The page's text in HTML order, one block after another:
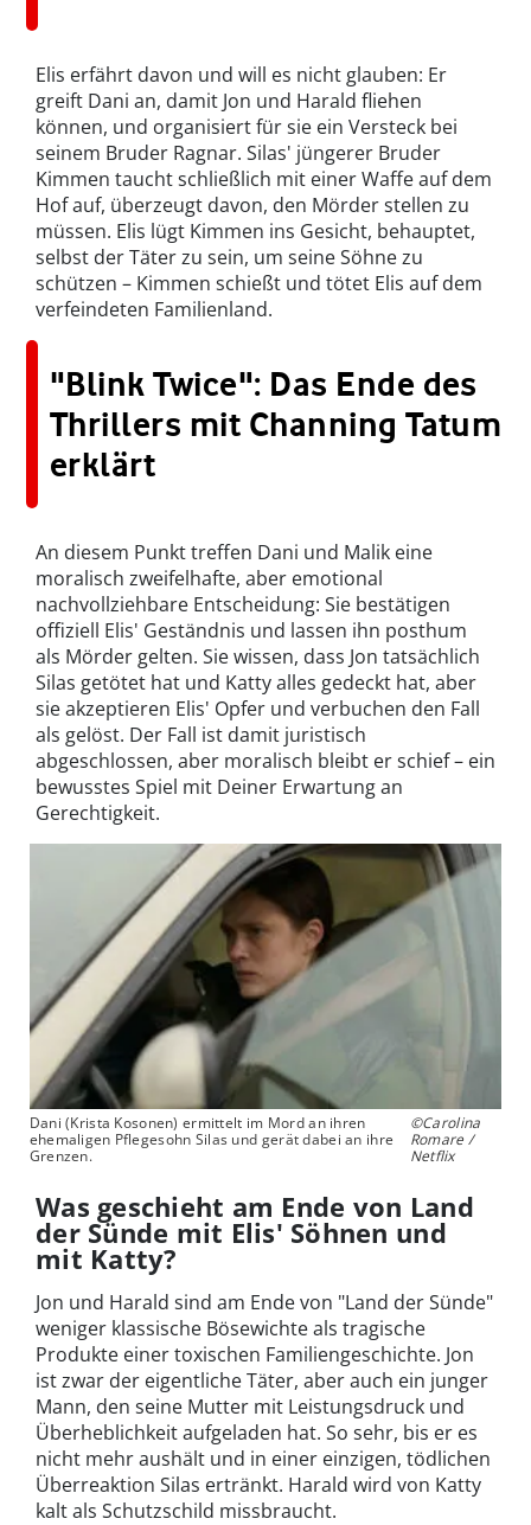
Elis erfährt davon und will es nicht glauben: Er
greift Dani an, damit Jon und Harald fliehen
können, und organisiert für sie ein Versteck bei
seinem Bruder Ragnar. Silas' jüngerer Bruder
Kimmen taucht schließlich mit einer Waffe auf dem
Hof auf, überzeugt davon, den Mörder stellen zu
müssen. Elis lügt Kimmen ins Gesicht, behauptet,
selbst der Täter zu sein, um seine Söhne zu
schützen – Kimmen schießt und tötet Elis auf dem
verfeindeten Familienland.
"Blink Twice": Das Ende des
Thrillers mit Channing Tatum
erklärt
An diesem Punkt treffen Dani und Malik eine
moralisch zweifelhafte, aber emotional
nachvollziehbare Entscheidung: Sie bestätigen
offiziell Elis' Geständnis und lassen ihn posthum
als Mörder gelten. Sie wissen, dass Jon tatsächlich
Silas getötet hat und Katty alles gedeckt hat, aber
sie akzeptieren Elis' Opfer und verbuchen den Fall
als gelöst. Der Fall ist damit juristisch
abgeschlossen, aber moralisch bleibt er schief – ein
bewusstes Spiel mit Deiner Erwartung an
Gerechtigkeit.
Dani (Krista Kosonen) ermittelt im Mord an ihren
ehemaligen Pflegesohn Silas und gerät dabei an ihre
Grenzen.
©Carolina
Romare /
Netflix
Was geschieht am Ende von Land
der Sünde mit Elis' Söhnen und
mit Katty?
Jon und Harald sind am Ende von "Land der Sünde"
weniger klassische Bösewichte als tragische
Produkte einer toxischen Familiengeschichte. Jon
ist zwar der eigentliche Täter, aber auch ein junger
Mann, den seine Mutter mit Leistungsdruck und
Überheblichkeit aufgeladen hat. So sehr, bis er es
nicht mehr aushält und in einer einzigen, tödlichen
Überreaktion Silas ertränkt. Harald wird von Katty
kalt als Schutzschild missbraucht.